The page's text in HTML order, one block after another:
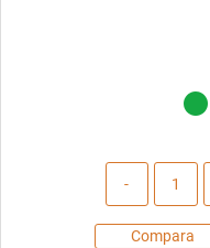
Compara